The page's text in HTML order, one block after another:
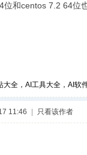
位和centos 7.2 64位
大全，AI工具大全，AI软
11:46 只看该作者